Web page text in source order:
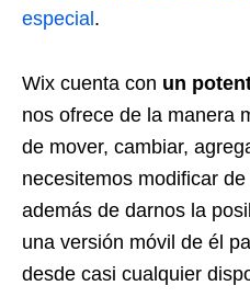
especial .
Wix cuenta con un
nos ofrece de la manera
de mover, cambiar,
necesitemos modificar
además de darnos la
una versión móvil de él
desde casi cualquier